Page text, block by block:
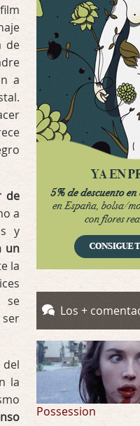
de
a
de
a
y
un
la
se
del
la
Possession
Por: Luar
Se llama la
Obsession
Por: Mariano
Obsession
Por: Chica Stark
Possession
Por: Mountain
Llevo toda una vida
Posesión Infernal:
Into the Mud
Por: Flor
Los +
Possession